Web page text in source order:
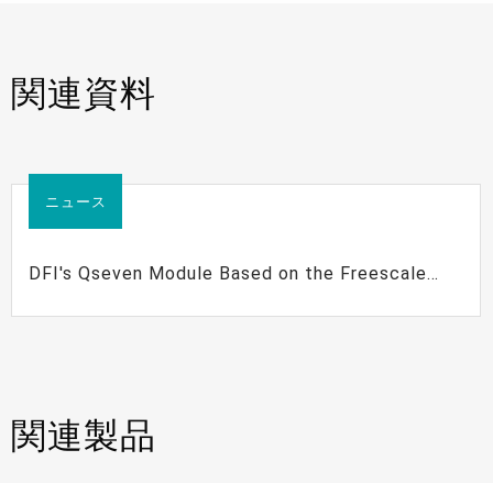
関連資料
ニュース
DFI's Qseven Module Based on the Freescale
関連製品